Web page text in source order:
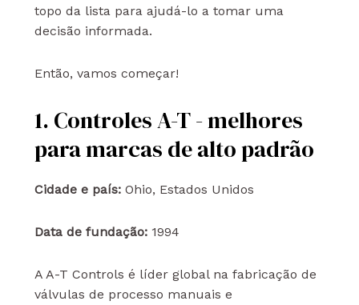
topo da lista para ajudá-lo a tomar uma
decisão informada.
Então, vamos começar!
1. Controles A-T - melhores
para marcas de alto padrão
Cidade e país:Ohio, Estados Unidos
Data de fundação:1994
A A-T Controls é líder global na fabricação de
válvulas de processo manuais e